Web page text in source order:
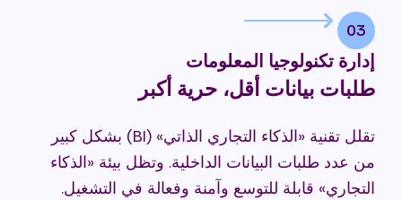
03
إدارة تكنولوجيا المعلومات
طلبات بيانات أقل، حرية أكبر
تقلل تقنية «الذكاء التجاري الذاتي» (BI) بشكل كبير
من عدد طلبات البيانات الداخلية. وتظل بيئة «الذكاء
التجاري» قابلة للتوسع وآمنة وفعالة في التشغيل.